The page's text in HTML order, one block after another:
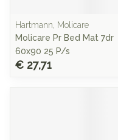
Hartmann, Molicare
Molicare Pr Bed Mat 7dr
60x90 25 P/s
€ 27,71